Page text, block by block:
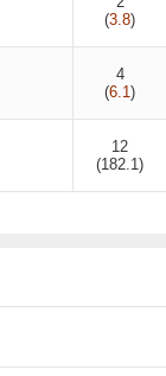
(3.8)
4
(6.1)
12
(182.1)